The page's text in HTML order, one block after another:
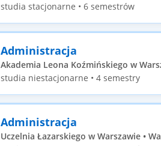
studia stacjonarne • 6 semestrów
Administracja
Akademia Leona Koźmińskiego w
studia niestacjonarne • 4 semestry
Administracja
Uczelnia Łazarskiego w Warszawie •